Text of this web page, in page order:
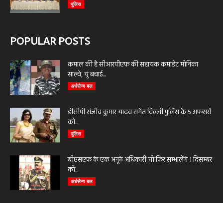
पुलिस
POPULAR POSTS
कमाल की है सीआरपीएफ की सहायक कमांडेंट मोनिका
साल्वे, यूं बचाई...
अर्धसैन्य बल
डीसीपी संजीव कुमार यादव समेत दिल्ली पुलिस के 5 अफसरों
को...
पुलिस
बीएसएफ के एक अनूठे अधिकारी जो फिर सम्भालेंगे 1 दिसम्बर
को...
अर्धसैन्य बल